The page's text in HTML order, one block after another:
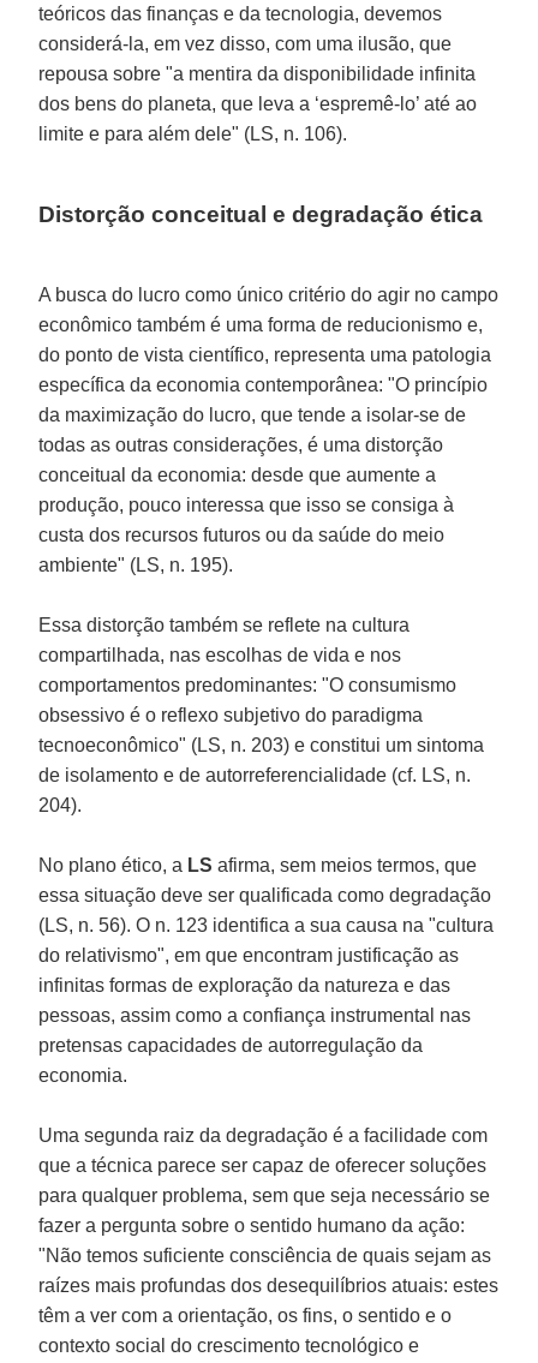
teóricos das finanças e da tecnologia, devemos
considerá-la, em vez disso, com uma ilusão, que
repousa sobre "a mentira da disponibilidade infinita
dos bens do planeta, que leva a ‘espremê-lo’ até ao
limite e para além dele" (LS, n. 106).
Distorção conceitual e degradação ética
A busca do lucro como único critério do agir no campo
econômico também é uma forma de reducionismo e,
do ponto de vista científico, representa uma patologia
específica da economia contemporânea: "O princípio
da maximização do lucro, que tende a isolar-se de
todas as outras considerações, é uma distorção
conceitual da economia: desde que aumente a
produção, pouco interessa que isso se consiga à
custa dos recursos futuros ou da saúde do meio
ambiente" (LS, n. 195).
Essa distorção também se reflete na cultura
compartilhada, nas escolhas de vida e nos
comportamentos predominantes: "O consumismo
obsessivo é o reflexo subjetivo do paradigma
tecnoeconômico" (LS, n. 203) e constitui um sintoma
de isolamento e de autorreferencialidade (cf. LS, n.
204).
No plano ético, a LS afirma, sem meios termos, que
essa situação deve ser qualificada como degradação
(LS, n. 56). O n. 123 identifica a sua causa na "cultura
do relativismo", em que encontram justificação as
infinitas formas de exploração da natureza e das
pessoas, assim como a confiança instrumental nas
pretensas capacidades de autorregulação da
economia.
Uma segunda raiz da degradação é a facilidade com
que a técnica parece ser capaz de oferecer soluções
para qualquer problema, sem que seja necessário se
fazer a pergunta sobre o sentido humano da ação:
"Não temos suficiente consciência de quais sejam as
raízes mais profundas dos desequilíbrios atuais: estes
têm a ver com a orientação, os fins, o sentido e o
contexto social do crescimento tecnológico e